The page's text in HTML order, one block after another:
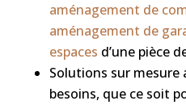
aménagement de
aménagement de
espaces d’une pièce
Solutions sur mesure
besoins, que ce soit